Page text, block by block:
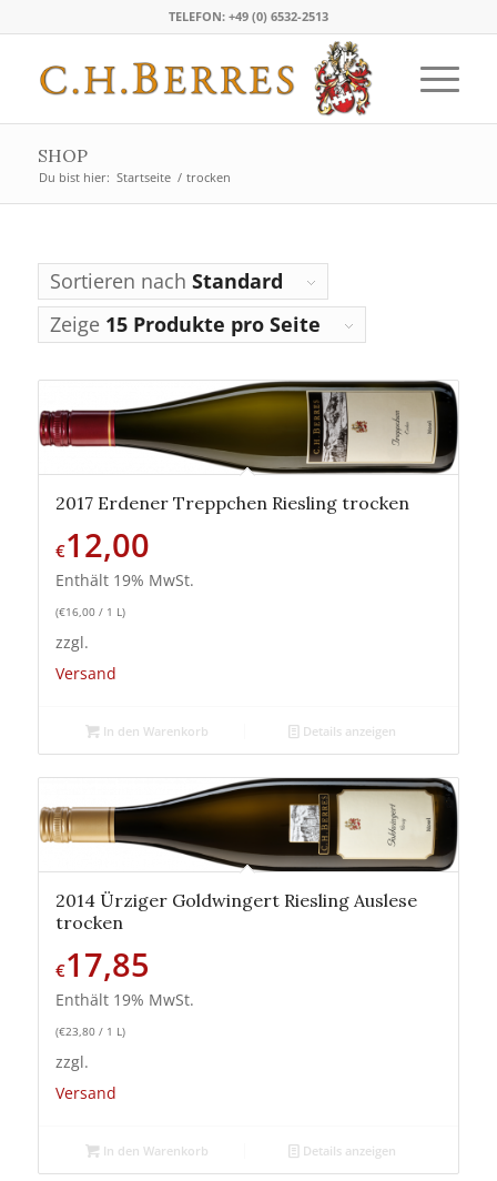
TELEFON: +49 (0) 6532-2513
SHOP
Du bist hier: Startseite / trocken
Sortieren nach Standard
Zeige 15 Produkte pro Seite
2017 Erdener Treppchen Riesling trocken
€12,00
Enthält 19% MwSt.
(€16,00/ 1 L)
zzgl.
Versand
In den Warenkorb Details anzeigen
2014 Ürziger Goldwingert Riesling Auslese
trocken
€17,85
Enthält 19% MwSt.
(€23,80/ 1 L)
zzgl.
Versand
In den Warenkorb Details anzeigen